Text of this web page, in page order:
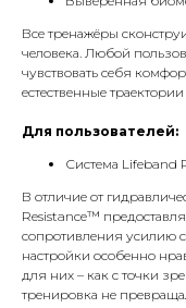
Все тренажёры
человека. Любой
чувствовать себя
естественные
Для пользователей:
Система Lifeband
В отличие от
Resistance™
сопротивления усилию
настройки особенно
для них – как с точки
тренировка не